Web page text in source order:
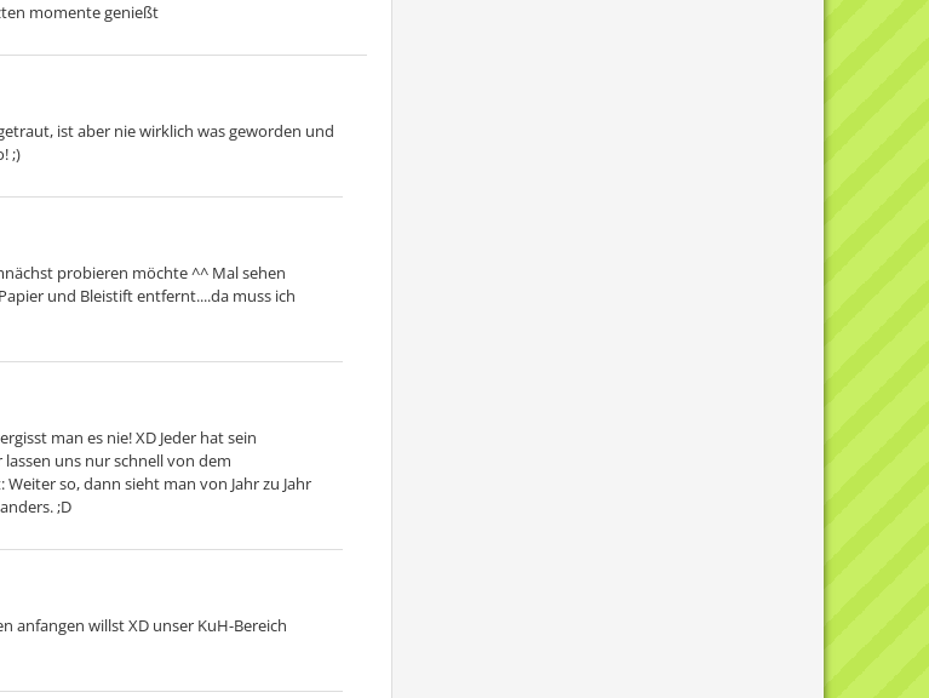
momente genießt
ist aber nie wirklich was geworden und
;)
probieren möchte ^^ Mal sehen
und Bleistift entfernt....da muss ich
man es nie! XD Jeder hat sein
lassen uns nur schnell von dem
so, dann sieht man von Jahr zu Jahr
;D
anfangen willst XD unser KuH-Bereich